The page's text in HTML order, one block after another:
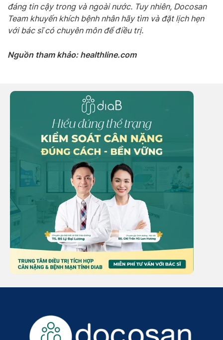
đáng tin cậy trong và ngoài nước. Tuy nhiên, Docosan
Team khuyến khích bệnh nhân hãy tìm và đặt lịch hẹn
với bác sĩ có chuyên môn để điều trị.
Nguồn tham khảo: healthline.com